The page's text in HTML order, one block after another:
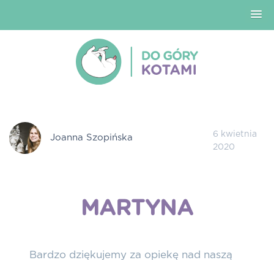
Joanna Szopińska
6 kwietnia
2020
MARTYNA
Bardzo dziękujemy za opiekę nad naszą